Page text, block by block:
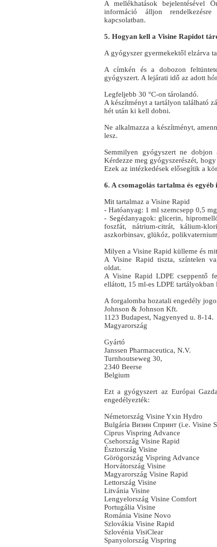
A mellékhatások bejelentésével
információ álljon
kapcsolatban.
5. Hogyan kell a Visine Rapidot
A gyógyszer gyermekektől elzárva
A címkén és a dobozon
gyógyszert. A lejárati idő az adott
Legfeljebb 30 °C-on tárolandó.
A készítményt a tartályon található
hét után ki kell dobni.
Ne alkalmazza a készítményt,
lesz.
Semmilyen gyógyszert ne
Kérdezze meg gyógyszerészét,
Ezek az intézkedések elősegítik a
6. A csomagolás tartalma és
Mit tartalmaz a Visine Rapid
- Hatóanyag: 1 ml szemcsepp 0,5
- Segédanyagok: glicerin,
foszfát, nátrium-citrát, kálium-
aszkorbinsav, glükóz,
Milyen a Visine Rapid külleme és
A Visine Rapid tiszta, színtelen
oldat.
A Visine Rapid LDPE cseppentő
ellátott, 15 ml-es LDPE tartályokban
A forgalomba hozatali engedély
Johnson & Johnson Kft.
1123 Budapest, Nagyenyed u. 8-14.
Magyarország
Gyártó
Janssen Pharmaceutica, N.V.
Turnhoutseweg 30,
2340 Beerse
Belgium
Ezt a gyógyszert az Európai
engedélyezték:
Németország Visine Yxin Hydro
Bulgária Визин Спринт (i.e. Visine
Ciprus Vispring Advance
Csehország Visine Rapid
Észtország Visine
Görögország Vispring Advance
Horvátország Visine
Magyarország Visine Rapid
Lettország Visine
Litvánia Visine
Lengyelország Visine Comfort
Portugália Visine
Románia Visine Novo
Szlovákia Visine Rapid
Szlovénia VisiClear
Spanyolország Vispring